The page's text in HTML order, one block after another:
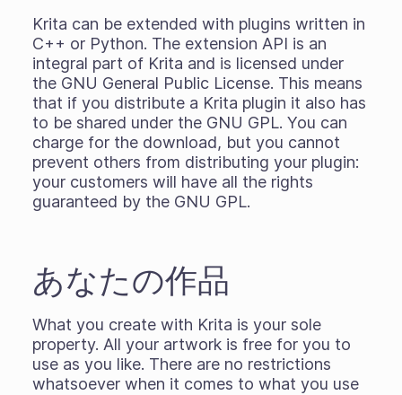
Krita can be extended with plugins written in
C++ or Python. The extension API is an
integral part of Krita and is licensed under
the GNU General Public License. This means
that if you distribute a Krita plugin it also has
to be shared under the GNU GPL. You can
charge for the download, but you cannot
prevent others from distributing your plugin:
your customers will have all the rights
guaranteed by the GNU GPL.
あなたの作品
What you create with Krita is your sole
property. All your artwork is free for you to
use as you like. There are no restrictions
whatsoever when it comes to what you use